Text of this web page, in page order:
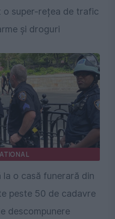
o super-rețea de trafic
și droguri
o casă funerară din
peste 50 de cadavre
descompunere